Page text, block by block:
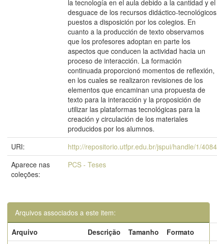
la tecnología en el aula debido a la cantidad y el
desguace de los recursos didáctico-tecnológicos
puestos a disposición por los colegios. En
cuanto a la producción de texto observamos
que los profesores adoptan en parte los
aspectos que conducen la actividad hacia un
proceso de interacción. La formación
continuada proporcionó momentos de reflexión,
en los cuales se realizaron revisiones de los
elementos que encaminan una propuesta de
texto para la interacción y la proposición de
utilizar las plataformas tecnológicas para la
creación y circulación de los materiales
producidos por los alumnos.
URI:
http://repositorio.utfpr.edu.br/jspui/handle/1/4084
Aparece nas
coleções:
PCS - Teses
Arquivos associados a este item:
Arquivo
Descrição Tamanho
Formato